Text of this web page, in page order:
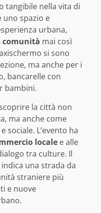
tangibile nella vita di
uno spazio e
urbana,
comunità mai così
si sono
ma anche per i
bancarelle con
bambini.
la città non
ma anche come
e sociale. L’evento ha
locale e alle
tra culture. Il
una strada da
straniere più
e nuove